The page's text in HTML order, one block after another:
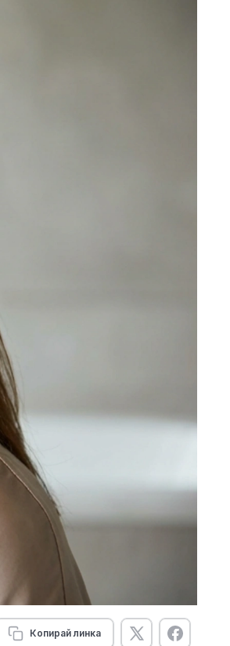
Копирай линка